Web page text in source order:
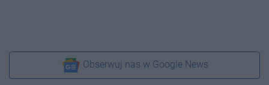
Obserwuj nas w Google News